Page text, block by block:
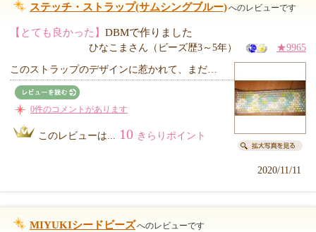
ステッチ・ストラップ(サムシングブルー)へのレビューです
【とても良かった】 DBMで作りました
ひなこまさん（ビーズ歴3～5年） ★9965
このストラップのデザインに惹かれて、まだ…
0件のコメントがあります
このレビューは... 10 きらりポイント
2020/11/11
MIYUKIシードビーズへのレビューです